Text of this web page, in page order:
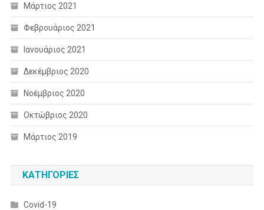
Μάρτιος 2021
Φεβρουάριος 2021
Ιανουάριος 2021
Δεκέμβριος 2020
Νοέμβριος 2020
Οκτώβριος 2020
Μάρτιος 2019
KΑΤΗΓΟΡΊΕΣ
Covid-19